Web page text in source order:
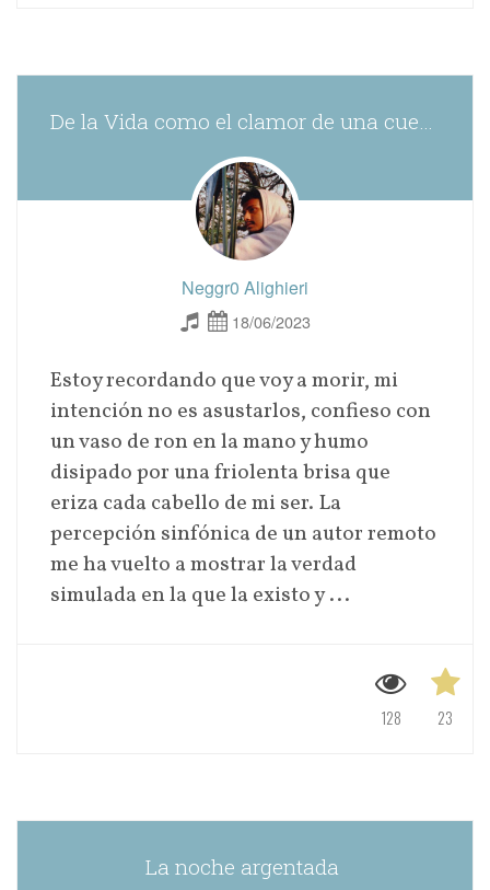
De la Vida como el clamor de una cuerda
Neggr0 Alighieri
18/06/2023
Estoy recordando que voy a morir, mi
intención no es asustarlos, confieso con
un vaso de ron en la mano y humo
disipado por una friolenta brisa que
eriza cada cabello de mi ser. La
percepción sinfónica de un autor remoto
me ha vuelto a mostrar la verdad
simulada en la que la existo y ...
23
128
La noche argentada